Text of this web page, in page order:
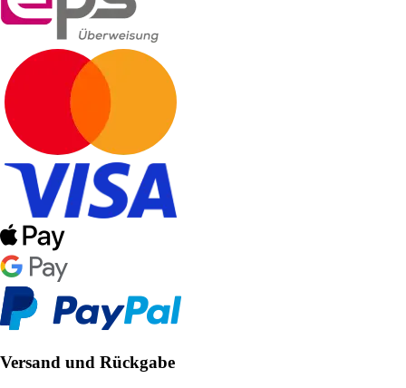
Versand und Rückgabe